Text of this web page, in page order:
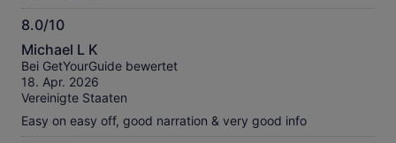
8.0/10
8.0
von
10
Michael L K
Bei GetYourGuide bewertet
18. Apr. 2026
Vereinigte Staaten
Easy on easy off, good narration & very good info